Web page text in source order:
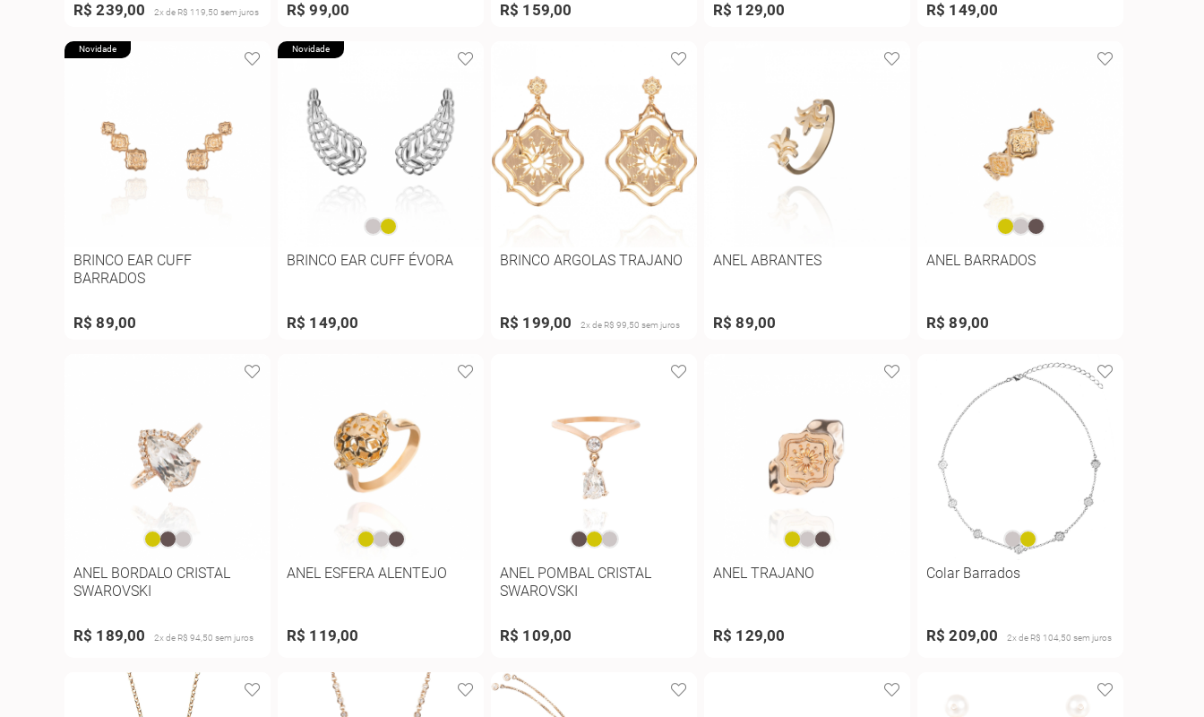
R$ 239,00 2x de R$ 119,50 sem juros R$ 99,00 R$ 159,00 R$ 129,00 R$ 149,00
Novidade
BRINCO EAR CUFF
BARRADOS
R$ 89,00
Novidade
BRINCO EAR CUFF ÉVORA
R$ 149,00
BRINCO ARGOLAS TRAJANO
R$ 199,00 2x de R$ 99,50 sem juros
ANEL ABRANTES
R$ 89,00
ANEL BARRADOS
R$ 89,00
ANEL BORDALO CRISTAL
SWAROVSKI
R$ 189,00 2x de R$ 94,50 sem juros
ANEL ESFERA ALENTEJO
R$ 119,00
ANEL POMBAL CRISTAL
SWAROVSKI
R$ 109,00
ANEL TRAJANO
R$ 129,00
Colar Barrados
R$ 209,00 2x de R$ 104,50 sem juros